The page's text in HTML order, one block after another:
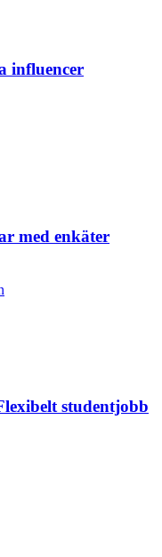
influencer
med enkäter
studentjobb